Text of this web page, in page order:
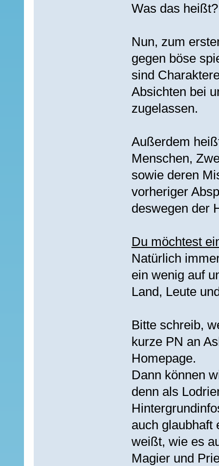
Was das heißt?
Nun, zum
gegen böse
sind
Absichten bei
zugelassen.
Außerdem
Menschen,
sowie deren
vorheriger
deswegen der
Du möchtest
Natürlich
ein wenig auf
Land, Leute
Bitte schreib,
kurze PN an
Homepage.
Dann können
denn als
auch glaubhaft
weißt, wie es
Magier und